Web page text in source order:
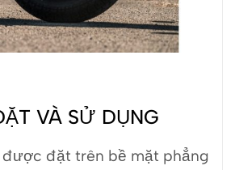
VÀ SỬ DỤNG
đặt trên bề mặt phẳng